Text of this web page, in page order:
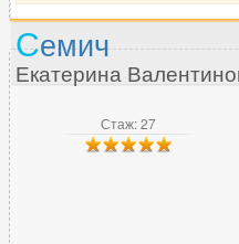
Стаж: 27
Семич
Екатерина